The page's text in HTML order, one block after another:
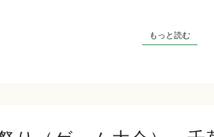
ば
もっと読むもっと